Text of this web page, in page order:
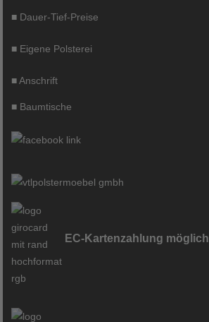
■ Dauer-Tief-Preise
■ Eigene Polsterei
■Anschrift
■ Baumtische
EC-Kartenzahlung möglich